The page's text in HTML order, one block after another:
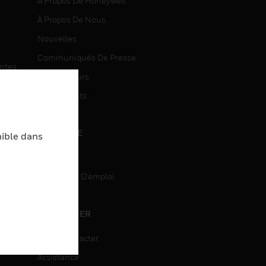
À Propos De Nous
Nouvelles
Communiqués De Presse
Investisseurs
Événements
CARRIÈRE
Recherche D'emploi
CONTACTER
Nous Contacter
Assistance
dans